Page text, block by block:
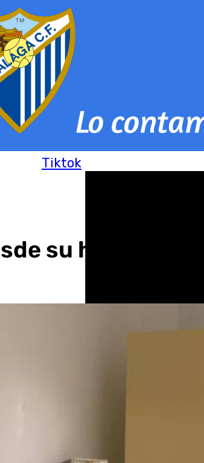
Tiktok
su